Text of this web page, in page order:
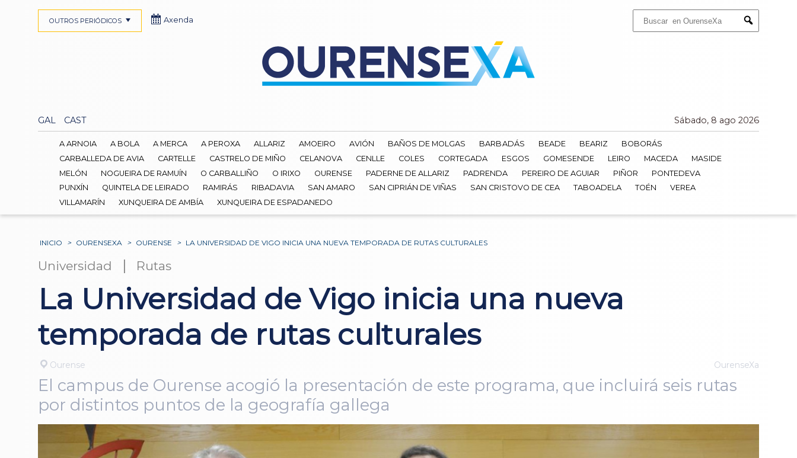
Submit
GAL CAST Sábado, 8 ago 2026
OUTROS PERIÓDICOS Axenda
A ARNOIA A BOLA A MERCA A PEROXA ALLARIZ AMOEIRO AVIÓN BAÑOS DE MOLGAS BARBADÁS BEADE BEARIZ
BOBORÁS
CARBALLEDA DE AVIA
CARTELLE CASTRELO DE MIÑO CELANOVA CENLLE COLES CORTEGADA ESGOS GOMESENDE LEIRO MACEDA
MASIDE
MELÓN
NOGUEIRA DE RAMUÍN O CARBALLIÑO O IRIXO OURENSE PADERNE DE ALLARIZ PADRENDA PEREIRO DE AGUIAR PIÑOR
PONTEDEVA
PUNXÍN
QUINTELA DE LEIRADO RAMIRÁS RIBADAVIA SAN AMARO SAN CIPRIÁN DE VIÑAS SAN CRISTOVO DE CEA TABOADELA TOÉN
VEREA
VILLAMARÍN
XUNQUEIRA DE AMBÍA XUNQUEIRA DE ESPADANEDO
INICIO > OURENSEXA > OURENSE > LA UNIVERSIDAD DE VIGO INICIA UNA NUEVA TEMPORADA DE RUTAS CULTURALES
Universidad | Rutas
La Universidad de Vigo inicia una nueva
temporada de rutas culturales
Ourense OurenseXa
El campus de Ourense acogió la presentación de este programa, que incluirá seis rutas
por distintos puntos de la geografía gallega